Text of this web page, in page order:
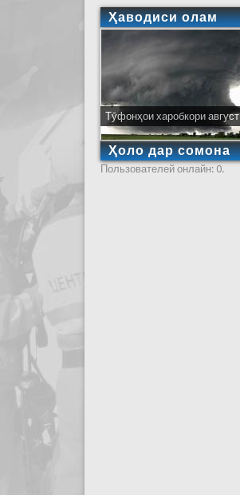
Ҳаводиси олам
Тӯфонҳои харобкори август
Ҳоло дар сомона
Пользователей онлайн: 0.